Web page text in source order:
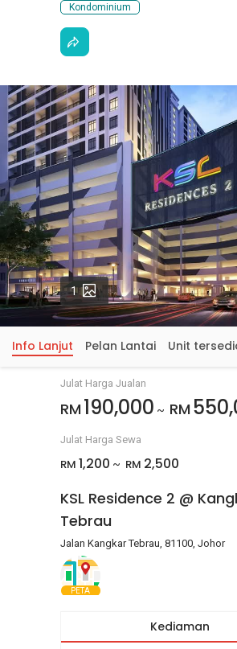
Kondominium
1 Gambar
Info Lanjut Pelan Lantai Unit
Julat Harga Jualan
RM 190,000 ~ RM
Julat Harga Sewa
RM 1,200 ~ RM 2,500
KSL Residence 2 @
Tebrau
Jalan Kangkar Tebrau, 81100, Johor
PETA
Kediaman